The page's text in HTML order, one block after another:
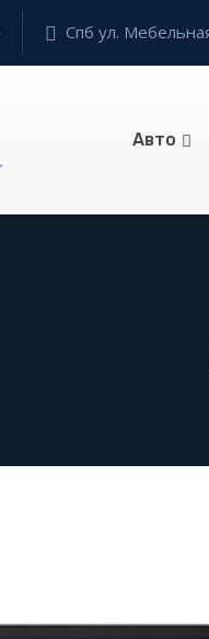
Спб ул.
Авто